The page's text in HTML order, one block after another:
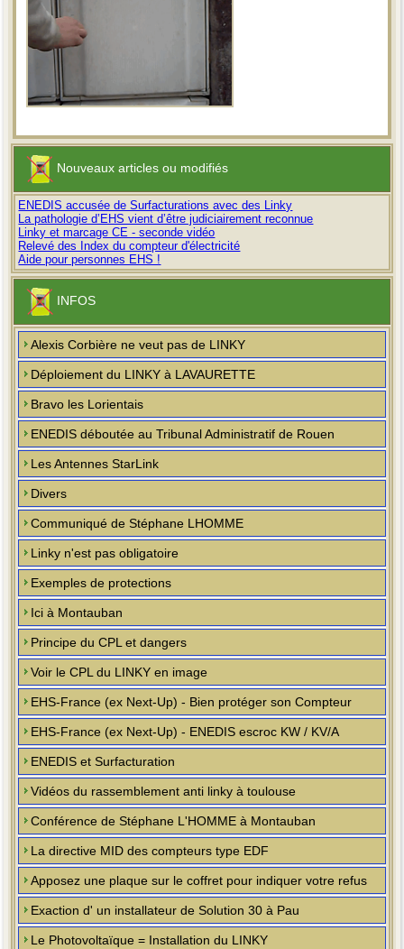
Nouveaux articles ou modifiés
ENEDIS accusée de Surfacturations avec des Linky
La pathologie d’EHS vient d’être judiciairement reconnue
Linky et marcage CE - seconde vidéo
Relevé des Index du compteur d'électricité
Aide pour personnes EHS !
INFOS
Alexis Corbière ne veut pas de LINKY
Déploiement du LINKY à LAVAURETTE
Bravo les Lorientais
ENEDIS déboutée au Tribunal Administratif de Rouen
Les Antennes StarLink
Divers
Communiqué de Stéphane LHOMME
Linky n'est pas obligatoire
Exemples de protections
Ici à Montauban
Principe du CPL et dangers
Voir le CPL du LINKY en image
EHS-France (ex Next-Up) - Bien protéger son Compteur
EHS-France (ex Next-Up) - ENEDIS escroc KW / KV/A
ENEDIS et Surfacturation
Vidéos du rassemblement anti linky à toulouse
Conférence de Stéphane L'HOMME à Montauban
La directive MID des compteurs type EDF
Apposez une plaque sur le coffret pour indiquer votre refus
Exaction d' un installateur de Solution 30 à Pau
Le Photovoltaïque = Installation du LINKY